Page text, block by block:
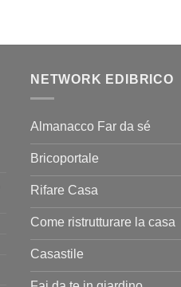
NETWORK EDIBRICO
Almanacco Far da sé
Bricoportale
Rifare Casa
Come ristrutturare la casa
Casastile